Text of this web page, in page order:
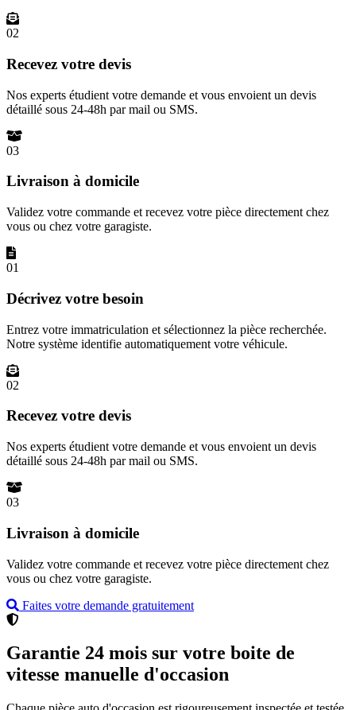
02
Recevez votre devis
Nos experts étudient votre demande et vous envoient un devis
détaillé sous 24-48h par mail ou SMS.
03
Livraison à domicile
Validez votre commande et recevez votre pièce directement chez
vous ou chez votre garagiste.
01
Décrivez votre besoin
Entrez votre immatriculation et sélectionnez la pièce recherchée.
Notre système identifie automatiquement votre véhicule.
02
Recevez votre devis
Nos experts étudient votre demande et vous envoient un devis
détaillé sous 24-48h par mail ou SMS.
03
Livraison à domicile
Validez votre commande et recevez votre pièce directement chez
vous ou chez votre garagiste.
Faites votre demande gratuitement
Garantie 24 mois sur votre boite de
vitesse manuelle d'occasion